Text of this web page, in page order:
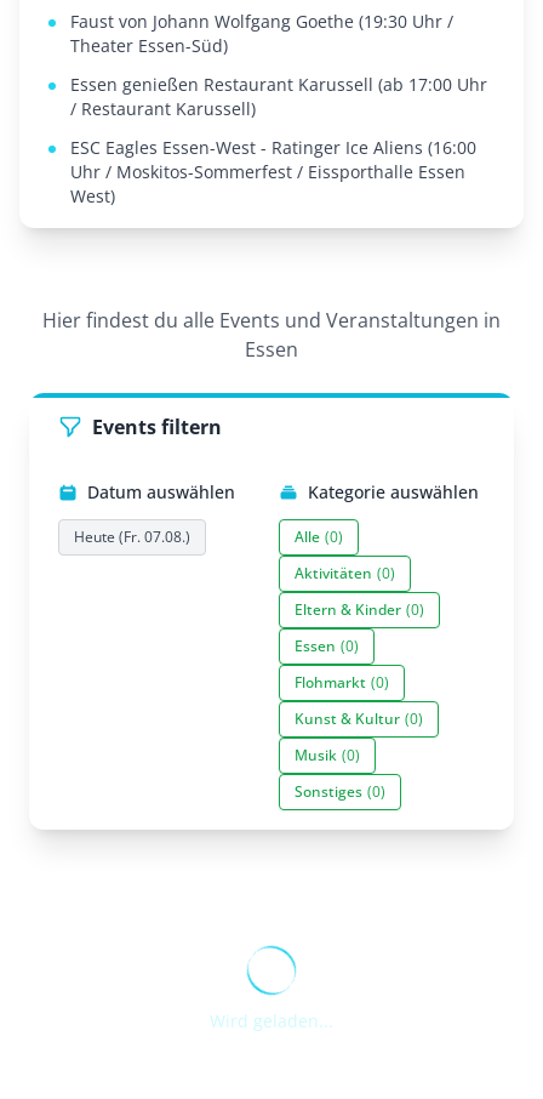
Faust von Johann Wolfgang Goethe (19:30 Uhr /
Theater Essen-Süd)
Essen genießen Restaurant Karussell (ab 17:00 Uhr
/ Restaurant Karussell)
ESC Eagles Essen-West - Ratinger Ice Aliens (16:00
Uhr / Moskitos-Sommerfest / Eissporthalle Essen
West)
Hier findest du alle Events und Veranstaltungen in
Essen
Events filtern
Datum auswählen
Heute (Fr. 07.08.)
Kategorie auswählen
Alle (0)
Aktivitäten (0)
Eltern & Kinder (0)
Essen (0)
Flohmarkt (0)
Kunst & Kultur (0)
Musik (0)
Sonstiges (0)
Wird geladen...